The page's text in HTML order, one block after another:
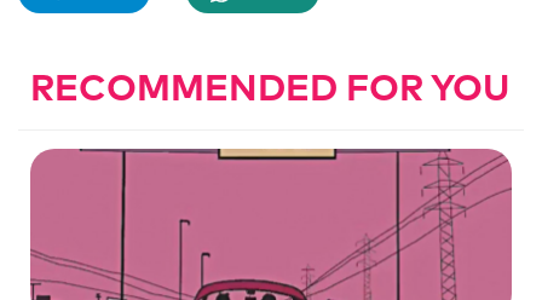
RECOMMENDED FOR YOU